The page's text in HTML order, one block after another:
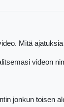
Mitä
videon
jonkun toisen